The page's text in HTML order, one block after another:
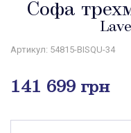
Софа
Артикул: 54815-BISQU-34
141 699 грн